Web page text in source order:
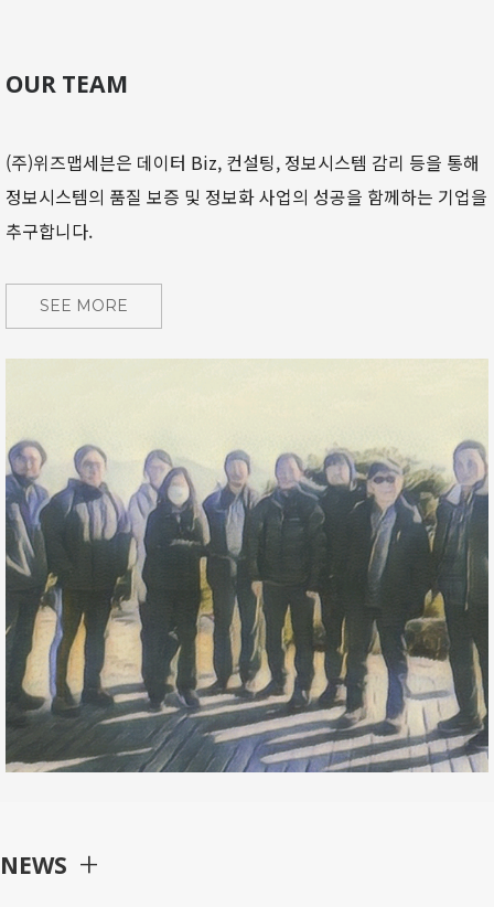
OUR TEAM
(주)위즈맵세븐은 데이터 Biz, 컨설팅, 정보시스템 감리 등을 통해
정보시스템의 품질 보증 및 정보화 사업의 성공을 함께하는 기업을
추구합니다.
SEE MORE
NEWS +